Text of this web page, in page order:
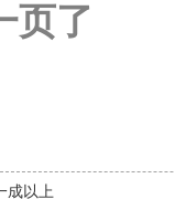
页了
成以上